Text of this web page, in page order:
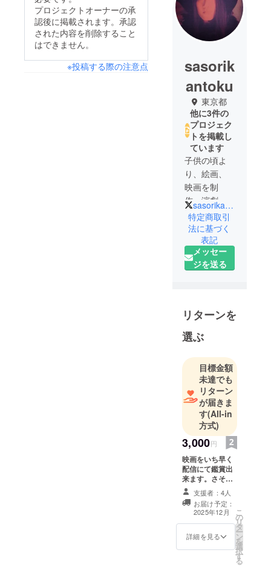
プロジェクトオーナーの承
認後に掲載されます。承認
された内容を削除すること
はできません。
※投稿する際の注意点
sasorik
antoku
東京都
他に3件の
プロジェク
トを掲載し
ています
子供の頃よ
り、絵画、
映画を制
作。演劇を
経て、お笑
い集団大川
興業に所
属。脱退後
は竹中直人
道へ。
ファンシィ
ダンス、マ
女、タオの
月、地獄で
なぜ悪い、
日本以外全
部沈没等映
画に出演。
監督として
山田花子原
作鳥肌実主
演『魂のア
ソコ』でデ
ビュー。
その後松永
天馬主演
『アーバン
sasorikantoku
特定商取引
法に基づく
表記
メッセー
ジを送る
リターンを
選ぶ
目標金額
未達でも
リターン
が届きま
す(All-in
方式)
3,000円
映画をいち早く
配信にて鑑賞出
来ます。さそり
監督からお礼の
メール支援者：4人
お届け予定：
2025年12月
詳細を見る
こ
の
リ
タ
ー
ン
を
選
択
す
る